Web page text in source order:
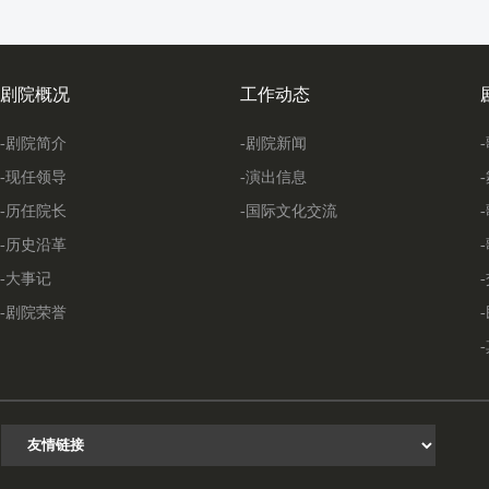
剧院概况
-剧院简介
-现任领导
-历任院长
-历史沿革
-大事记
-剧院荣誉
工作动态
-剧院新闻
-演出信息
-国际文化交流
-
-
-
-
-
-
-